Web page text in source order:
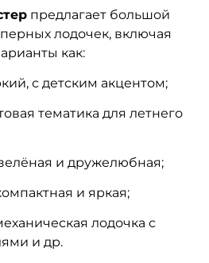
предлагает большой
лодочек, включая
как:
с детским акцентом;
тематика для летнего
и дружелюбная;
и яркая;
лодочка с
и др.